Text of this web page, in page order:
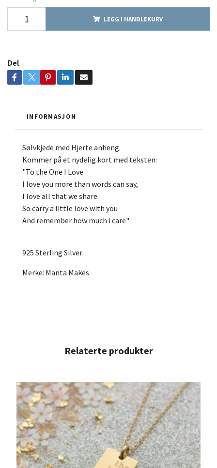
LEGG I HANDLEKURV
Del
INFORMASJON
Sølvkjede med Hjerte anheng.
Kommer på et nydelig kort med teksten:
"To the One I Love
I love you more than words can say,
I love all that we share.
So carry a little love with you
And remember how much i care"
925 Sterling Silver
Merke: Manta Makes